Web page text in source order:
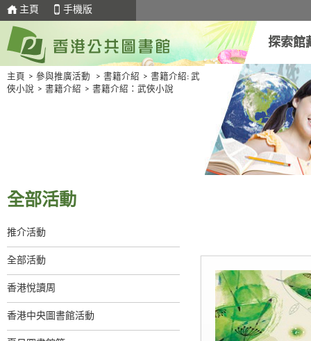
主頁 手機版
探索館
主頁 > 參與推廣活動 > 書籍介紹 > 書籍介紹: 武
俠小說 > 書籍介紹 > 書籍介紹：武俠小說
全部活動
推介活動
全部活動
香港悅讀周
香港中央圖書館活動